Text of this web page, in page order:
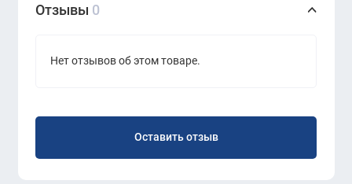
Отзывы 0
Нет отзывов об этом товаре.
Оставить отзыв